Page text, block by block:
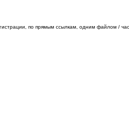
по прямым ссылкам, одним файлом /